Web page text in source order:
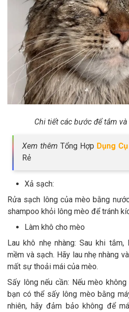
Chi tiết các bước để tắm
Xem thêm Tổng Hợp Dụng
Rẻ
Xả sạch:
Rửa sạch lông của mèo bằng
shampoo khỏi lông mèo để tránh
Làm khô cho mèo
Lau khô nhẹ nhàng: Sau khi
mềm và sạch. Hãy lau nhẹ nhàng
mất sự thoải mái của mèo.
Sấy lông nếu cần: Nếu mèo
bạn có thể sấy lông mèo bằng
nhiên, hãy đảm bảo không để